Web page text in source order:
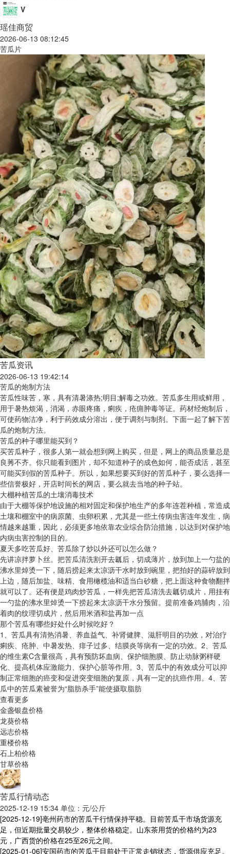
V
瑶佳商贸
2026-06-13 08:12:45
苦瓜片
苦瓜资讯
2026-06-13 19:42:14
苦瓜的炮制方法
苦瓜性味苦，寒，具有清暑涤热;明目;解毒之功效。苦瓜多生用或鲜用，
用于暑热烦渴，消渴，赤眼疼痛，痢疾，疮痈肿毒等证。药材经炮制后，
可使药物洁净，利于药效成分溶出，便于调剂与制剂。下面一起了解下苦
瓜的炮制方法。
苦瓜的种子哪里能买到？
买苦瓜种子，很多人第一就会想到网上购买，但是，网上的商品质量总是
良莠不齐。你只能看到图片，却不知道种子的成色如何，能否成活，甚至
可能买到假的苦瓜种子。所以，如果想要买到好的苦瓜种子，要么选择一
些信誉极好，开店时间长的网店，要么就去当地的种子站。
大棚种植苦瓜的土壤消毒技术
由于大棚等保护地设施的相对固定和保护地生产的多年连茬种植，常造成
土壤和棚室中的病原菌、虫卵积累，尤其是一些土传病虫害连年发生，病
情越来越重，因此，必须更多地依靠农业综合防治措施，以达到对保护地
内病虫害控制的目的。
夏天多吃苦瓜好、苦瓜除了炒以外还可以怎么做？
先讲凉拌萝卜丝。把苦瓜清洗割开去瓤后，切成薄片，放到加上一勺盐的
沸水里焯烫一下，随后捞起来太凉沥干水时放到碗里，把拍好的蒜碎放到
上边，随后加盐、味精、食用橄榄油和适当白砂糖，把上面这种食物翻拌
就可以了。还有便是鸡肉炒苦瓜，一样先把苦瓜清洗去瓤切成片，用挂有
一勺盐的沸水里焯烫一下捞起来太凉沥干水分预留。提前准备鸡脯肉，沿
着肉的纹理切成片，然后用米酒和盐再加一点
那个苦瓜有哪些好处什么时候吃好？
1、苦瓜具有清热消暑、养血益气、补肾健脾、滋肝明目的功效，对治疗
痢疾、疮肿、中暑发热、痱子过多、结膜炎等病有一定的功效。2、苦瓜
的维生素C含量很高，具有预防坏血病、保护细胞膜、防止动脉粥样硬
化、提高机体应激能力、保护心脏等作用。3、苦瓜中的有效成分可以抑
制正常细胞的癌变和促进突变细胞的复原，具有一定的抗癌作用。4、苦
瓜中的苦瓜素被誉为“脂肪杀手”能使摄取脂肪
查看更多
金盏银盘价格
龙葵价格
远志价格
重楼价格
石上柏价格
甘草价格
苦瓜行情动态
2025-12-19 15:34 单位：元/公斤
[2025-12-19]亳州药市的苦瓜干行情保持平稳。目前苦瓜干市场货源充
足，但近期批量交易较少，整体价格稳定。山东茶用货的价格约为23
元，广西货的价格在25至26元之间。
[2025-01-06]安国药市的苦瓜干目前处于正常走销状态，货源供应充足。